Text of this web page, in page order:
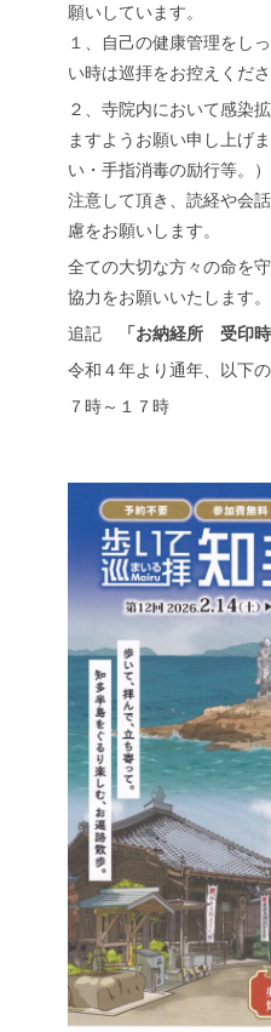
願いしています。
１、自己の健康管理をし
い時は巡拝をお控えくださ
２、寺院内において感染
ますようお願い申し上げ
い・手指消毒の励行等。
注意して頂き、読経や会
慮をお願いします。
全ての大切な方々の命を
協力をお願いいたします。
追記
「お納経所 受印時
令和４年より通年、以下
７時～１７時